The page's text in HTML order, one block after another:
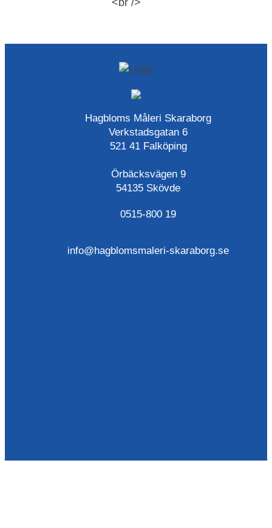
Hagbloms Måleri Skaraborg
Verkstadsgatan 6
521 41 Falköping
Örbäcksvägen 9
54135 Skövde
0515-800 19
info@hagblomsmaleri-skaraborg.se